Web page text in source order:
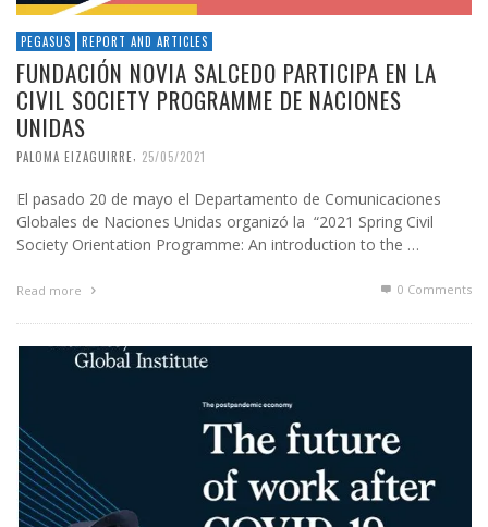
PEGASUS REPORT AND ARTICLES
FUNDACIÓN NOVIA SALCEDO PARTICIPA EN LA
CIVIL SOCIETY PROGRAMME DE NACIONES
UNIDAS
PALOMA EIZAGUIRRE, 25/05/2021
El pasado 20 de mayo el Departamento de Comunicaciones
Globales de Naciones Unidas organizó la “2021 Spring Civil
Society Orientation Programme: An introduction to the …
Read more 0 Comments